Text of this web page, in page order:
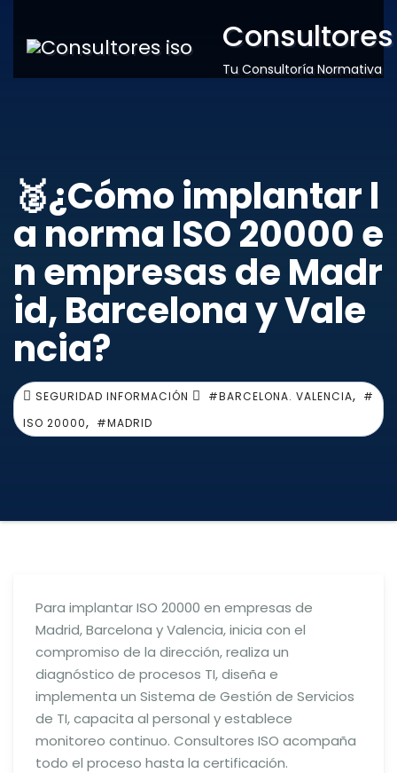
Consultores
Tu Consultoría Normativa
🥈¿Cómo implantar l
a norma ISO 20000 e
n empresas de Madr
id, Barcelona y Vale
ncia?
SEGURIDAD INFORMACIÓN #BARCELONA. VALENCIA, #
ISO 20000, #MADRID
Para implantar ISO 20000 en empresas de
Madrid, Barcelona y Valencia, inicia con el
compromiso de la dirección, realiza un
diagnóstico de procesos TI, diseña e
implementa un Sistema de Gestión de Servicios
de TI, capacita al personal y establece
monitoreo continuo. Consultores ISO acompaña
todo el proceso hasta la certificación.